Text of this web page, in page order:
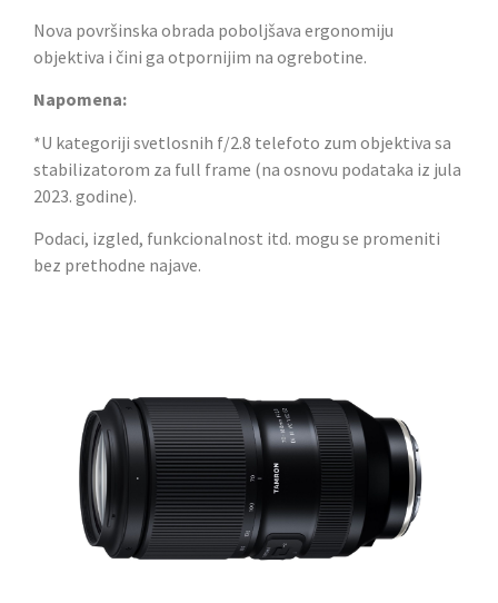
Nova površinska obrada poboljšava ergonomiju
objektiva i čini ga otpornijim na ogrebotine.
Napomena:
*U kategoriji svetlosnih f/2.8 telefoto zum objektiva sa
stabilizatorom za full frame (na osnovu podataka iz jula
2023. godine).
Podaci, izgled, funkcionalnost itd. mogu se promeniti
bez prethodne najave.